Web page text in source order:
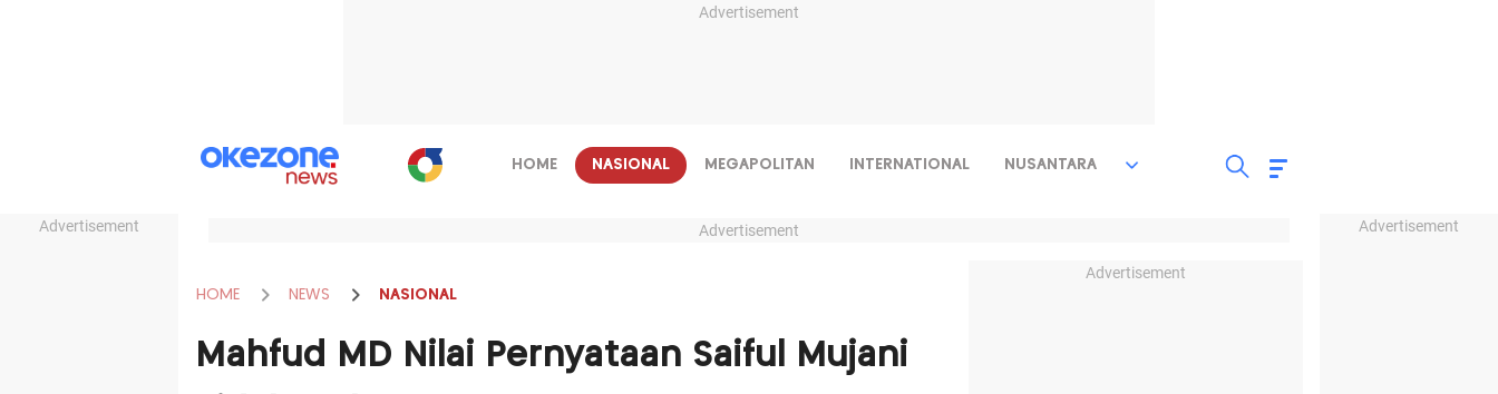
Advertisement
Advertisement Advertisement
HOME NASIONAL MEGAPOLITAN INTERNATIONAL NUSANTARA
Advertisement
HOME NEWS NASIONAL
Mahfud MD Nilai Pernyataan Saiful Mujani
Advertisement